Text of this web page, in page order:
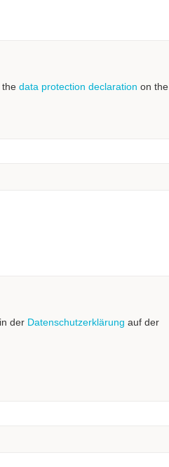
the data protection declaration on the
der Datenschutzerklärung auf der